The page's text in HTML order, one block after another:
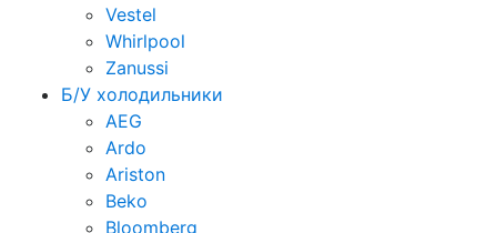
Vestel
Whirlpool
Zanussi
Б/У холодильники
AEG
Ardo
Ariston
Beko
Bloomberg